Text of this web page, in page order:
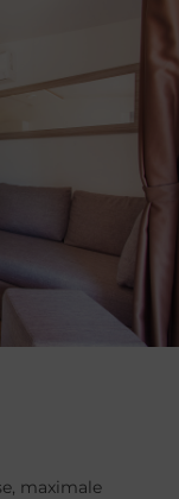
maximale